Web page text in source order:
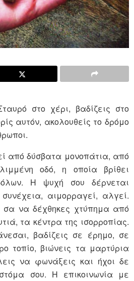
στο χέρι, βαδίζεις στο
αυτόν, ακολουθείς το δρόμο
από δύσβατα μονοπάτια, από
οδό, η οποία βρίθει
Η ψυχή σου δέρνεται
αιμορραγεί, αλγεί.
σα να δέχθηκες χτύπημα από
τα κέντρα της ισορροπίας.
βαδίζεις σε έρημο, σε
τοπίο, βιώνεις τα μαρτύρια
να φωνάξεις και ήχοι δε
σου. Η επικοινωνία με